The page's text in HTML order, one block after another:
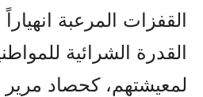
القفزات المرعبة
القدرة الشرائية
لمعيشتهم، كحصاد